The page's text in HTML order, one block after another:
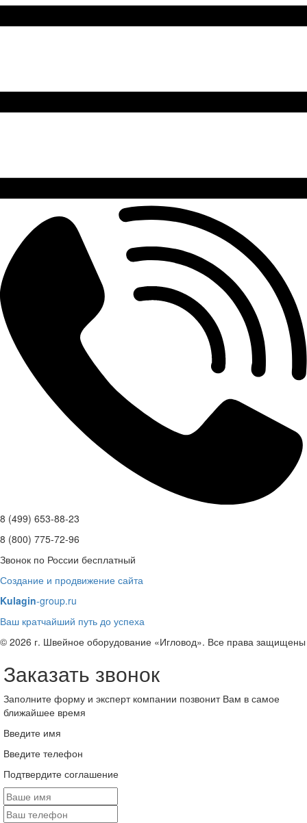
8 (499) 653-88-23
8 (800) 775-72-96
Звонок по России бесплатный
Создание и продвижение сайта
Kulagin-group.ru
Ваш кратчайший путь до успеха
© 2026 г. Швейное оборудование «Игловод». Все права защищены
Заказать звонок
Заполните форму и эксперт компании позвонит Вам в самое
ближайшее время
Введите имя
Введите телефон
Подтвердите соглашение